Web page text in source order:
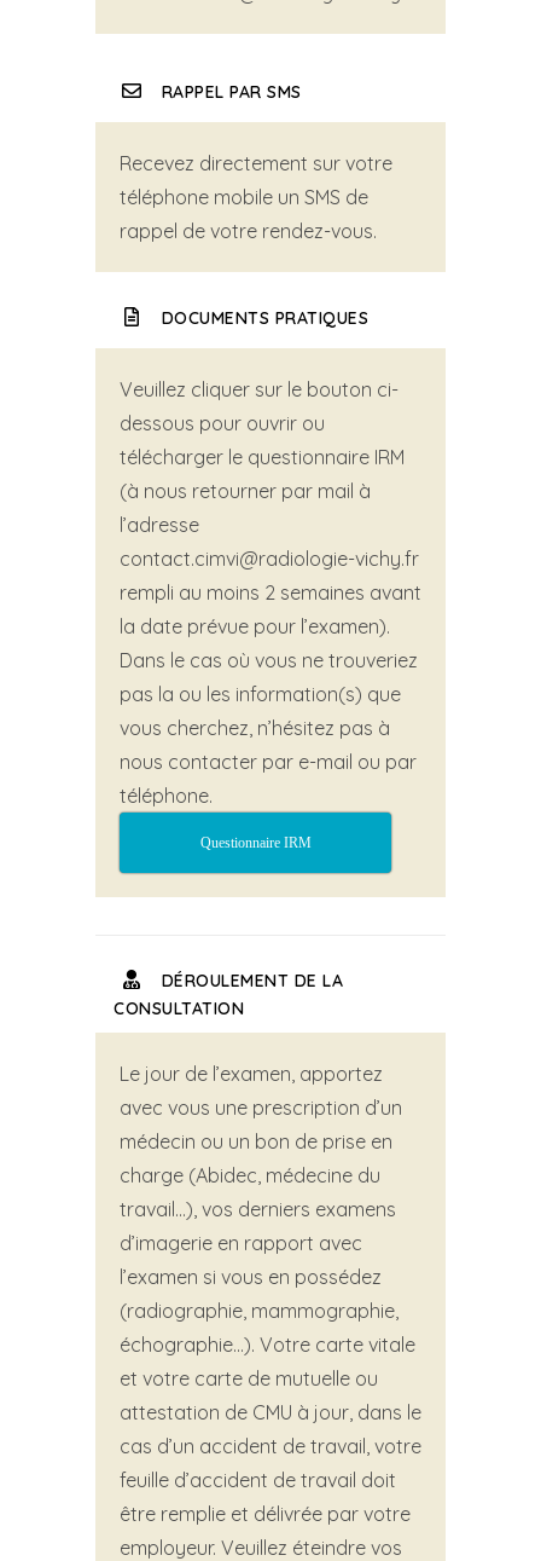
RAPPEL PAR SMS
Recevez directement sur votre
téléphone mobile un SMS de
rappel de votre rendez-vous.
DOCUMENTS PRATIQUES
Veuillez cliquer sur le bouton ci-
dessous pour ouvrir ou
télécharger le questionnaire IRM
(à nous retourner par mail à
l’adresse
contact.cimvi@radiologie-vichy.fr
rempli au moins 2 semaines avant
la date prévue pour l’examen).
Dans le cas où vous ne trouveriez
pas la ou les information(s) que
vous cherchez, n’hésitez pas à
nous contacter par e-mail ou par
téléphone.
Questionnaire IRM
DÉROULEMENT DE LA
CONSULTATION
Le jour de l’examen, apportez
avec vous une prescription d’un
médecin ou un bon de prise en
charge (Abidec, médecine du
travail…), vos derniers examens
d’imagerie en rapport avec
l’examen si vous en possédez
(radiographie, mammographie,
échographie…). Votre carte vitale
et votre carte de mutuelle ou
attestation de CMU à jour, dans le
cas d’un accident de travail, votre
feuille d’accident de travail doit
être remplie et délivrée par votre
employeur. Veuillez éteindre vos